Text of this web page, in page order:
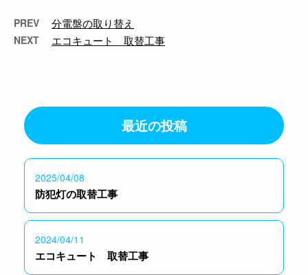
PREV 分電盤の取り替え
NEXT エコキュート 取替工事
最近の投稿
2025/04/08
防犯灯の取替工事
2024/04/11
エコキュート 取替工事